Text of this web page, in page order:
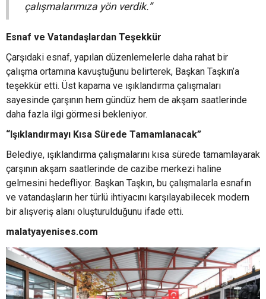
çalışmalarımıza yön verdik.”
Esnaf ve Vatandaşlardan Teşekkür
Çarşıdaki esnaf, yapılan düzenlemelerle daha rahat bir
çalışma ortamına kavuştuğunu belirterek, Başkan Taşkın’a
teşekkür etti. Üst kapama ve ışıklandırma çalışmaları
sayesinde çarşının hem gündüz hem de akşam saatlerinde
daha fazla ilgi görmesi bekleniyor.
“Işıklandırmayı Kısa Sürede Tamamlanacak”
Belediye, ışıklandırma çalışmalarını kısa sürede tamamlayarak
çarşının akşam saatlerinde de cazibe merkezi haline
gelmesini hedefliyor. Başkan Taşkın, bu çalışmalarla esnafın
ve vatandaşların her türlü ihtiyacını karşılayabilecek modern
bir alışveriş alanı oluşturulduğunu ifade etti.
malatyayenises.com